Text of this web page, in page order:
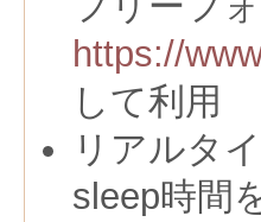
https://
して利用
リアルタ
sleep時間